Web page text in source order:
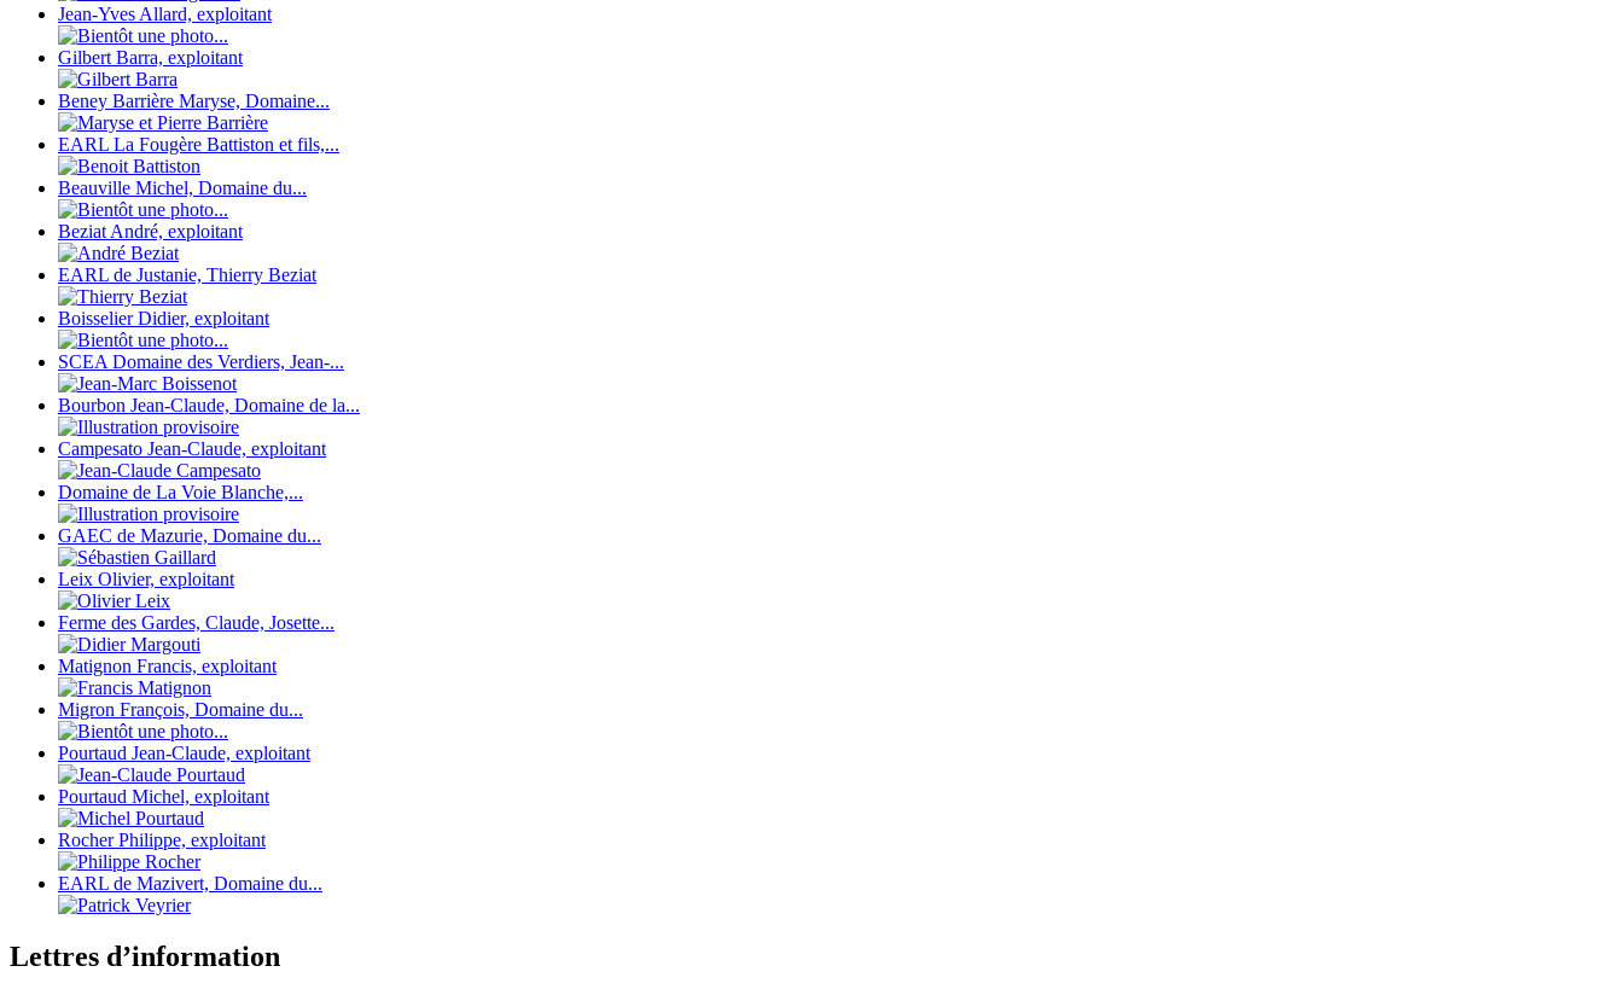
Jean-Yves Allard, exploitant
Gilbert Barra, exploitant
Beney Barrière Maryse, Domaine...
EARL La Fougère Battiston et fils,...
Beauville Michel, Domaine du...
Beziat André, exploitant
EARL de Justanie, Thierry Beziat
Boisselier Didier, exploitant
SCEA Domaine des Verdiers, Jean-...
Bourbon Jean-Claude, Domaine de la...
Campesato Jean-Claude, exploitant
Domaine de La Voie Blanche,...
GAEC de Mazurie, Domaine du...
Leix Olivier, exploitant
Ferme des Gardes, Claude, Josette...
Matignon Francis, exploitant
Migron François, Domaine du...
Pourtaud Jean-Claude, exploitant
Pourtaud Michel, exploitant
Rocher Philippe, exploitant
EARL de Mazivert, Domaine du...
Lettres d’information